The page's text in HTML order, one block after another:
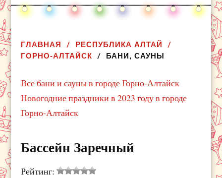
ГЛАВНАЯ
РЕСПУБЛИКА АЛТАЙ
ГОРНО-АЛТАЙСК
БАНИ, САУНЫ
Все бани и сауны в городе Горно-Алтайск
Новогодние праздники в 2023 году в городе
Горно-Алтайск
Бассейн Заречный
Рейтинг: